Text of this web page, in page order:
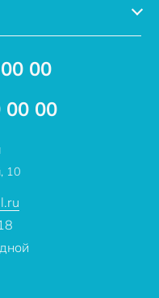
00
00 00
10